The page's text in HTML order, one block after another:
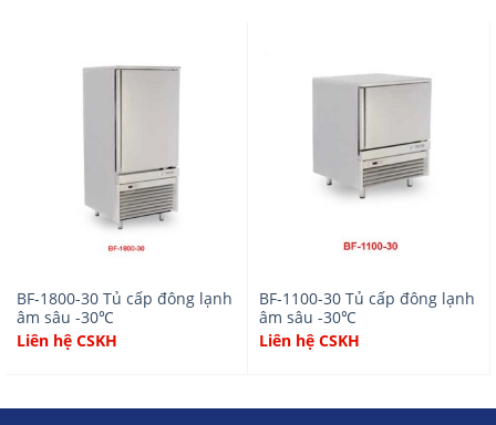
BF-1800-30 Tủ cấp đông lạnh
âm sâu -30℃
Liên hệ CSKH
BF-1100-30 Tủ cấp đông lạnh
âm sâu -30℃
Liên hệ CSKH